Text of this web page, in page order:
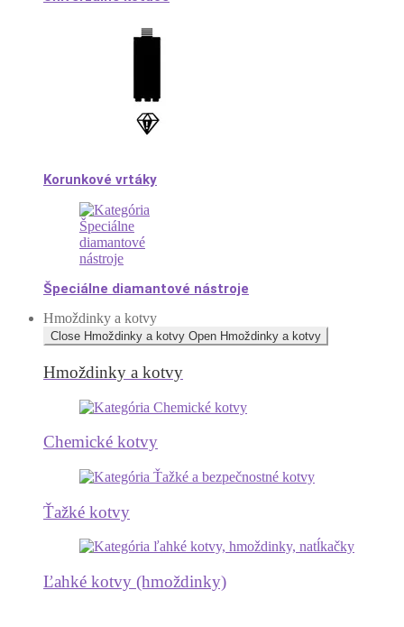
Korunkové vrtáky
Špeciálne diamantové nástroje
Hmoždinky a kotvy
Close Hmoždinky a kotvy Open Hmoždinky a kotvy
Hmoždinky a kotvy
Chemické kotvy
Ťažké kotvy
Ľahké kotvy (hmoždinky)